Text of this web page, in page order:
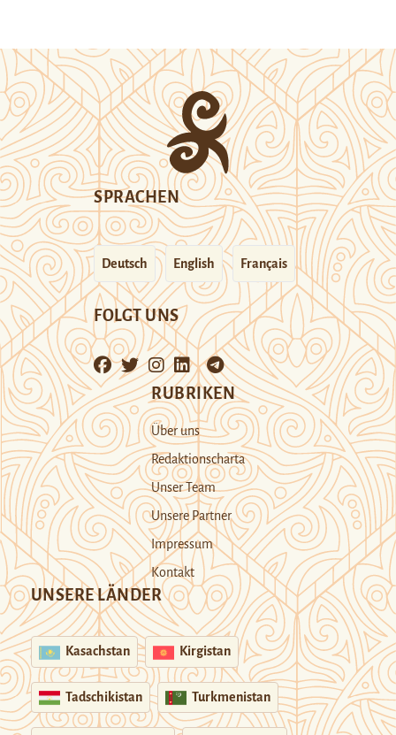
SPRACHEN
Deutsch English Français
FOLGT UNS
RUBRIKEN
Über uns
Redaktionscharta
Unser Team
Unsere Partner
Impressum
Kontakt
UNSERE LÄNDER
Kasachstan Kirgistan
Tadschikistan Turkmenistan